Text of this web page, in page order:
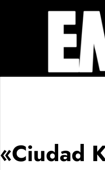
«Ciudad